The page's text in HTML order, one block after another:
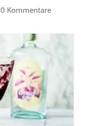
0 Kommentare